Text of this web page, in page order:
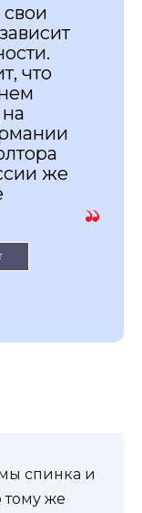
что
же
спинка и
тому же